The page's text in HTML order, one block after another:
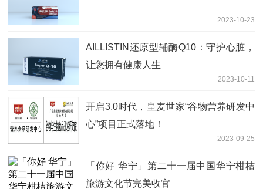
2023-10-23
AILLISTIN还原型辅酶Q10：守护心脏，
让您拥有健康人生
2023-10-11
开启3.0时代，皇麦世家“谷物营养研发中
心”项目正式落地！
2023-09-25
「你好 华宁」第二十一届中国华宁柑桔
旅游文化节完美收官